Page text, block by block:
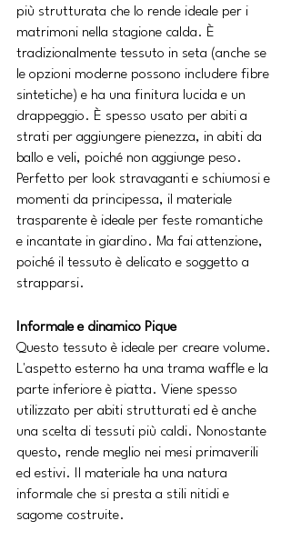
più strutturata che lo rende ideale per i
matrimoni nella stagione calda. È
tradizionalmente tessuto in seta (anche se
le opzioni moderne possono includere fibre
sintetiche) e ha una finitura lucida e un
drappeggio. È spesso usato per abiti a
strati per aggiungere pienezza, in abiti da
ballo e veli, poiché non aggiunge peso.
Perfetto per look stravaganti e schiumosi e
momenti da principessa, il materiale
trasparente è ideale per feste romantiche
e incantate in giardino. Ma fai attenzione,
poiché il tessuto è delicato e soggetto a
strapparsi.
Informale e dinamico Pique
Questo tessuto è ideale per creare volume.
L'aspetto esterno ha una trama waffle e la
parte inferiore è piatta. Viene spesso
utilizzato per abiti strutturati ed è anche
una scelta di tessuti più caldi. Nonostante
questo, rende meglio nei mesi primaverili
ed estivi. Il materiale ha una natura
informale che si presta a stili nitidi e
sagome costruite.